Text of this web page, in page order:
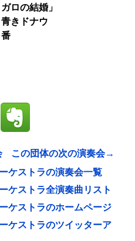
ロの結婚」
きドナウ
この団体の次の演奏会→
ケストラの演奏会一覧
ケストラ全演奏曲リスト
ケストラのホームページ
ケストラのツイッターア